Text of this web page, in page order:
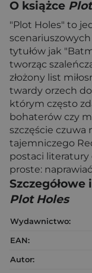
O książce
"Plot Holes" to
tytułów jak
tworząc
złożony list
twardy orzech
którym często
bohaterów czy
szczęście czuwa
tajemniczego
postaci literatury
proste:
Plot Holes
Wydawnictwo:
EAN:
Autor: